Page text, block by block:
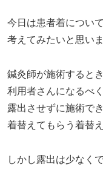
今日は患者着について
考えてみたいと思いま
鍼灸師が施術するとき
利用者さんになるべ
露出させずに施術で
着替えてもらう着替え
しかし露出は少なく